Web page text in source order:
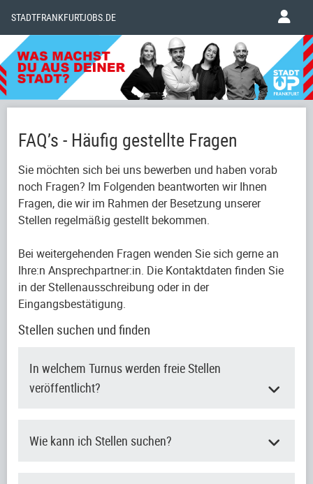
STADTFRANKFURTJOBS.DE
FAQ’s - Häufig gestellte Fragen
Sie möchten sich bei uns bewerben und haben vorab
noch Fragen? Im Folgenden beantworten wir Ihnen
Fragen, die wir im Rahmen der Besetzung unserer
Stellen regelmäßig gestellt bekommen.
Bei weitergehenden Fragen wenden Sie sich gerne an
Ihre:n Ansprechpartner:in. Die Kontaktdaten finden Sie
in der Stellenausschreibung oder in der
Eingangsbestätigung.
Stellen suchen und finden
In welchem Turnus werden freie Stellen
veröffentlicht?
Wie kann ich Stellen suchen?